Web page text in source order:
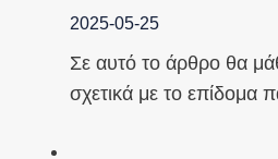
2025-05-25
Σε αυτό το άρθρο θα
σχετικά με το επίδομα